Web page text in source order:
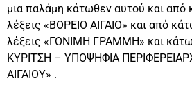
μια παλάμη κάτωθεν αυτού και από
λέξεις «ΒΟΡΕΙΟ ΑΙΓΑΙΟ» και από
λέξεις «ΓΟΝΙΜΗ ΓΡΑΜΜΗ» και
ΚΥΡΙΤΣΗ – ΥΠΟΨΗΦΙΑ
ΑΙΓΑΙΟΥ» .